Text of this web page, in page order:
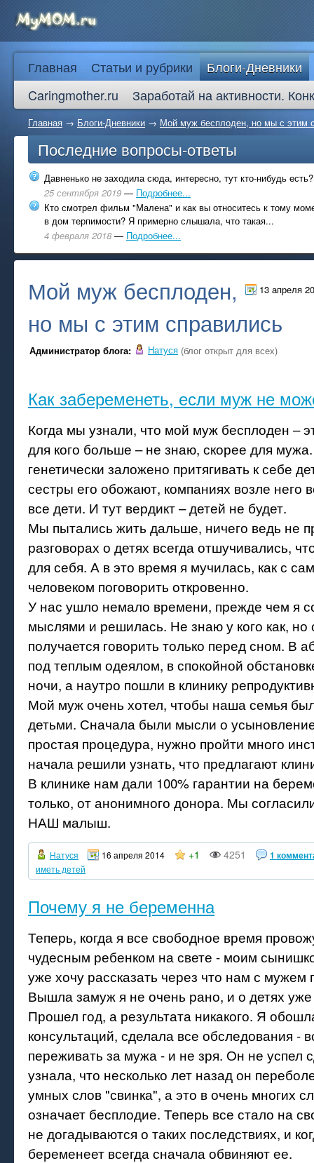
Главная Статьи и рубрики
Блоги-Дневники
Caringmother.ru
Заработай на активности.
Главная → Блоги-Дневники → Мой муж бесплоден, но мы с этим
Последние вопросы-ответы
Давненько не заходила сюда, интересно, тут кто-нибудь есть?
25 сентября 2019 — Подробнее...
Кто смотрел фильм "Малена" и как вы относитесь к тому
в дом терпимости? Я примерно слышала, что такая...
4 февраля 2018 — Подробнее...
13 апреля
Мой муж бесплоден,
но мы с этим справились
Администратор блога: Натуся (блог открыт для всех)
Как забеременеть, если муж не
Когда мы узнали, что мой муж бесплоден –
для кого больше – не знаю, скорее для
генетически заложено притягивать к себе
сестры его обожают, компаниях возле него
все дети. И тут вердикт – детей не будет.
Мы пытались жить дальше, ничего ведь не
разговорах о детях всегда отшучивались,
для себя. А в это время я мучилась, как с
человеком поговорить откровенно.
У нас ушло немало времени, прежде чем я
мыслями и решилась. Не знаю у кого как, но
получается говорить только перед сном. В
под теплым одеялом, в спокойной
ночи, а наутро пошли в клинику
Мой муж очень хотел, чтобы наша семья
детьми. Сначала были мысли о
простая процедура, нужно пройти много
начала решили узнать, что предлагают
В клинике нам дали 100% гарантии на
только, от анонимного донора. Мы
НАШ малыш.
Натуся 16 апреля 2014 +1 4251 1
иметь детей
Почему я не беременна
Теперь, когда я все свободное время
чудесным ребенком на свете - моим
уже хочу рассказать через что нам с мужем
Вышла замуж я не очень рано, и о детях
Прошел год, а результата никакого. Я
консультаций, сделала все обследования -
переживать за мужа - и не зря. Он не успел
узнала, что несколько лет назад он
умных слов "свинка", а это в очень многих
означает бесплодие. Теперь все стало на
не догадываются о таких последствиях, и
беременеет всегда сначала обвиняют ее.